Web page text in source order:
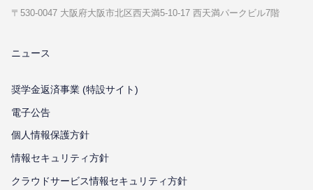
〒530-0047 ⼤阪府⼤阪市北区⻄天満5-10-17 ⻄天満パークビル7階
ニュース
奨学金返済事業 (特設サイト)
電子公告
個⼈情報保護⽅針
情報セキュリティ⽅針
クラウドサービス情報セキュリティ方針